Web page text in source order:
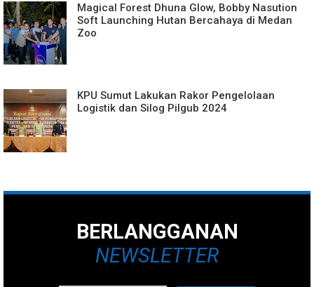
Magical Forest Dhuna Glow, Bobby Nasution
Soft Launching Hutan Bercahaya di Medan
Zoo
KPU Sumut Lakukan Rakor Pengelolaan
Logistik dan Silog Pilgub 2024
BERLANGGANAN
NEWSLETTER